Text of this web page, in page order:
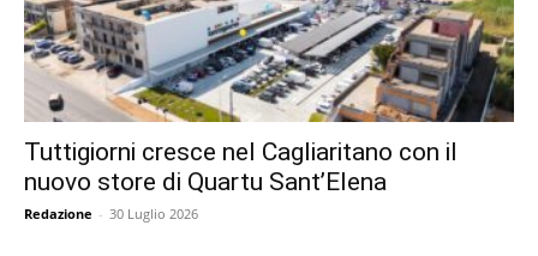
Tuttigiorni cresce nel Cagliaritano con il
nuovo store di Quartu Sant’Elena
Redazione - 30 Luglio 2026